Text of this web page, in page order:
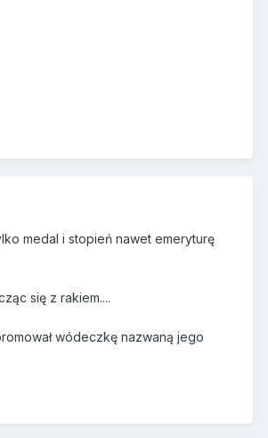
medal i stopień nawet emeryturę
się z rakiem....
wódeczkę nazwaną jego